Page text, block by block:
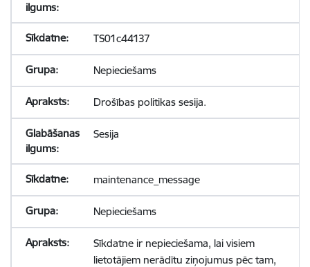
TS01c44137
Nepieciešams
Drošības politikas sesija.
Sesija
maintenance_message
Nepieciešams
Sīkdatne ir nepieciešama, lai visiem
lietotājiem nerādītu ziņojumus pēc tam,